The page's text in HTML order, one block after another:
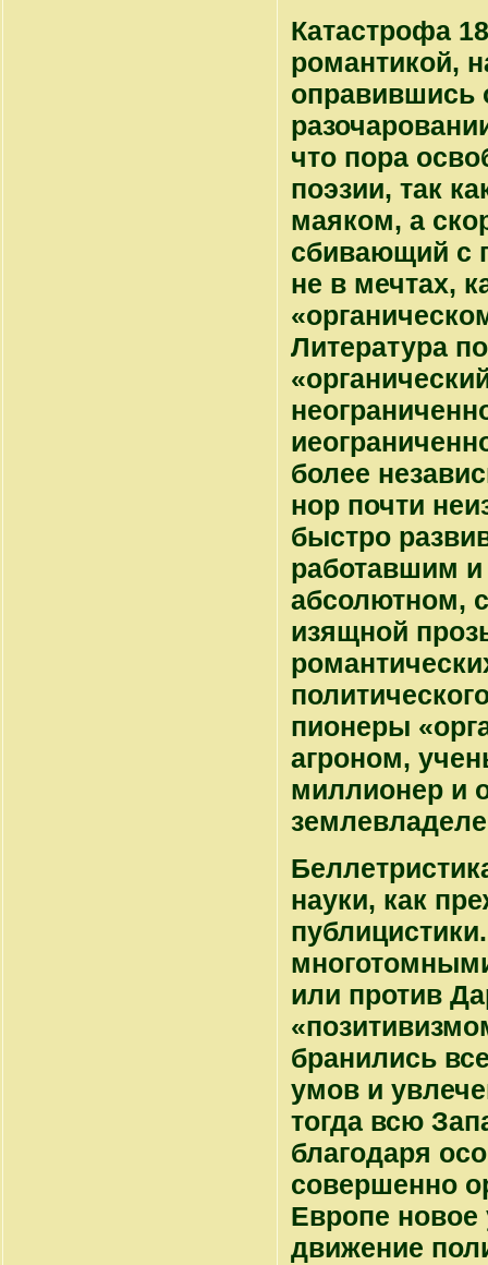
Катастрофа
романтикой,
оправившись
что пора
поэзии, так
маяком, а
сбивающий с
не в мечтах,
Литература
более
нор почти
быстро
работавшим и
абсолютном,
изящной
пионеры
агроном,
миллионер и
науки, как
или против
бранились
умов и
тогда всю
благодаря
совершенно
Европе
движение